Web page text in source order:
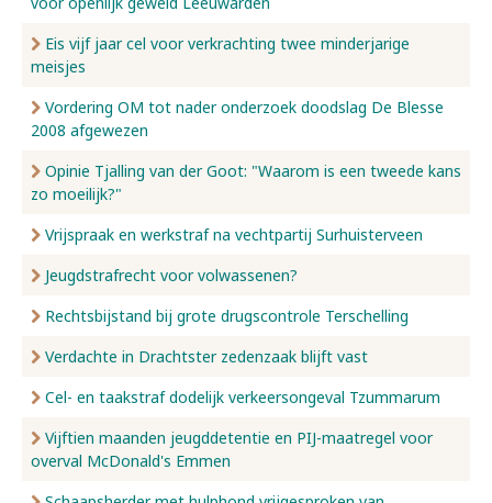
Eis vijf jaar cel voor verkrachting twee minderjarige
meisjes
Vordering OM tot nader onderzoek doodslag De Blesse
2008 afgewezen
Opinie Tjalling van der Goot: "Waarom is een tweede kans
zo moeilijk?"
Vrijspraak en werkstraf na vechtpartij Surhuisterveen
Jeugdstrafrecht voor volwassenen?
Rechtsbijstand bij grote drugscontrole Terschelling
Verdachte in Drachtster zedenzaak blijft vast
Cel- en taakstraf dodelijk verkeersongeval Tzummarum
Vijftien maanden jeugddetentie en PIJ-maatregel voor
overval McDonald's Emmen